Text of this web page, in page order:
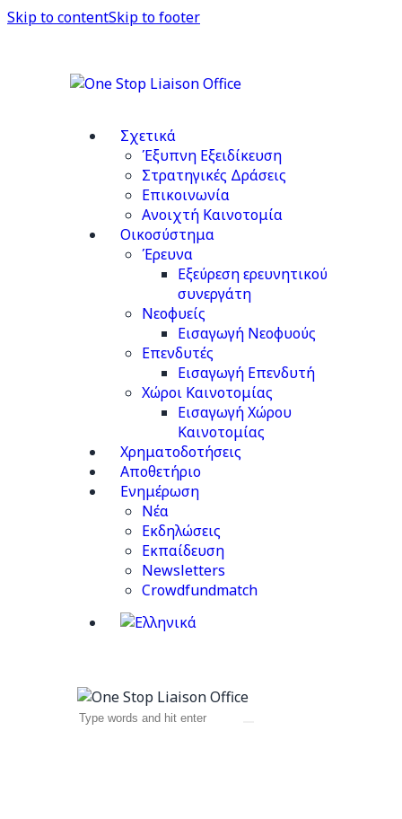
Skip to contentSkip to footer
Σχετικά
Έξυπνη Εξειδίκευση
Στρατηγικές Δράσεις
Επικοινωνία
Ανοιχτή Καινοτομία
Οικοσύστημα
Έρευνα
Εξεύρεση ερευνητικού
συνεργάτη
Νεοφυείς
Εισαγωγή Νεοφυούς
Επενδυτές
Εισαγωγή Επενδυτή
Χώροι Καινοτομίας
Εισαγωγή Χώρου
Καινοτομίας
Χρηματοδοτήσεις
Αποθετήριο
Ενημέρωση
Νέα
Εκδηλώσεις
Εκπαίδευση
Newsletters
Crowdfundmatch